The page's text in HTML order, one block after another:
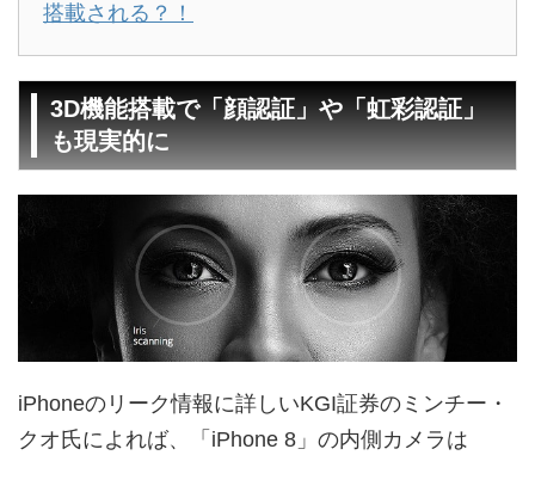
搭載される？！
3D機能搭載で「顔認証」や「虹彩認証」
も現実的に
iPhoneのリーク情報に詳しいKGI証券のミンチー・
クオ氏によれば、「iPhone 8」の内側カメラは